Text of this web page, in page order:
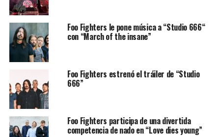
Foo Fighters le pone música a “Studio 666“
con “March of the insane”
Foo Fighters estrenó el tráiler de “Studio
666”
Foo Fighters participa de una divertida
competencia de nado en “Love dies young”